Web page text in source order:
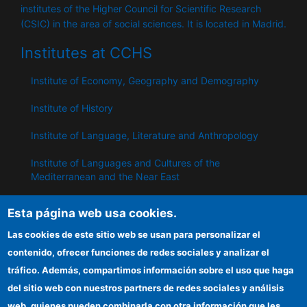
institutes of the Higher Council for Scientific Research
(CSIC) in the area of ​​social sciences. It is located in Madrid.
Institutes at CCHS
Institute of Economy, Geography and Demography
Institute of History
Institute of Language, Literature and Anthropology
Institute of Languages ​​and Cultures of the
Mediterranean and the Near East
Institute of Public Policies and Goods
IPP
Esta página web usa cookies.
Las cookies de este sitio web se usan para personalizar el
contenido, ofrecer funciones de redes sociales y analizar el
tráfico. Además, compartimos información sobre el uso que haga
del sitio web con nuestros partners de redes sociales y análisis